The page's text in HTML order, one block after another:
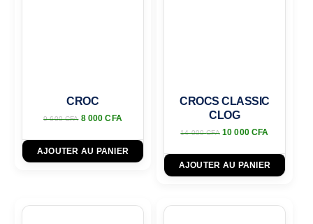
CROC
9 600CFA 8 000CFA
AJOUTER AU PANIER
CROCS CLASSIC
CLOG
14 000CFA 10 000 CFA
AJOUTER AU PANIER